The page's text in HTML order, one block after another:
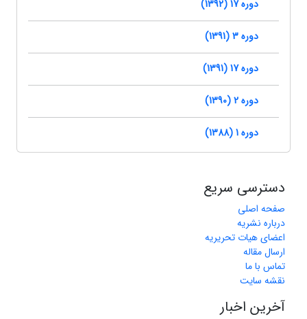
دوره 17 (1392)
دوره 3 (1391)
دوره 17 (1391)
دوره 2 (1390)
دوره 1 (1388)
دسترسی سریع
صفحه اصلی
درباره نشریه
اعضای هیات تحریریه
ارسال مقاله
تماس با ما
نقشه سایت
آخرین اخبار